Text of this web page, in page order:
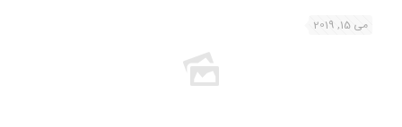
می 15, 2019